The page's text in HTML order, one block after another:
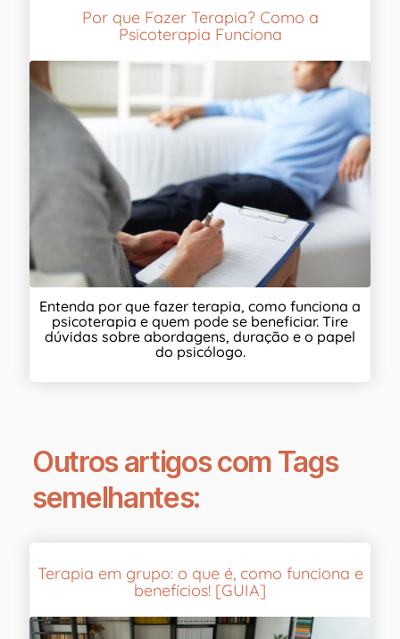
Por que Fazer Terapia? Como a
Psicoterapia Funciona
Entenda por que fazer terapia, como funciona a
psicoterapia e quem pode se beneficiar. Tire
dúvidas sobre abordagens, duração e o papel
do psicólogo.
Outros artigos com Tags
semelhantes:
Terapia em grupo: o que é, como funciona e
benefícios! [GUIA]